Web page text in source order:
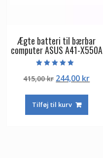
Ægte batteri til bærbar
computer ASUS A41-X550A
5.00
ud af 5
415,00kr Den
pris
var:
244,00 krDen
Tilføj til kurv